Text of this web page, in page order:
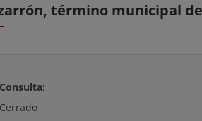
término municipal
Consulta:
Cerrado